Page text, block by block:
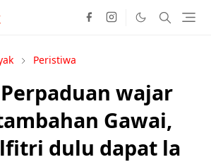
Peristiwa
wajar
Gawai,
dulu dapat la